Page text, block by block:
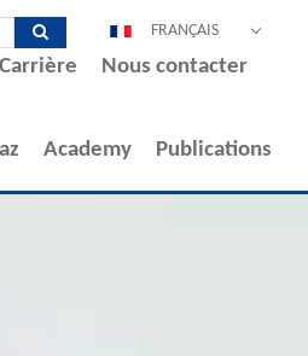
DEUTSCH
ESPAÑOL
FRANÇAIS
Carrière Nous contacter
Academy Publications